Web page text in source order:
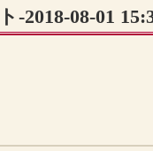
-2018-08-01